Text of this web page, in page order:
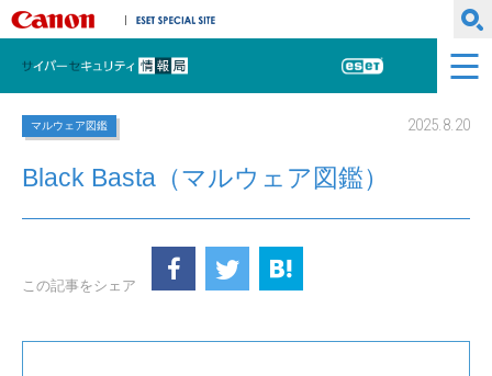
キヤノンマーケティングジャパン株式会社
サイバーセキュリティ情報局
ESET
マルウェア図鑑 2025.8.20
Black Basta（マルウェア図鑑）
この記事をシェア